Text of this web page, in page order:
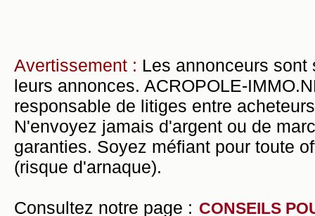
Avertissement : Les annonceurs
leurs annonces. ACROPOLE-
responsable de litiges entre
N'envoyez jamais d'argent ou de
garanties. Soyez méfiant pour toute
(risque d'arnaque).
Consultez notre page : CONSEILS